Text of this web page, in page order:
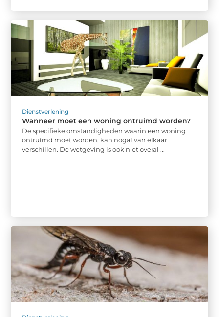
Dienstverlening
Wanneer moet een woning ontruimd worden?
De specifieke omstandigheden waarin een woning
ontruimd moet worden, kan nogal van elkaar
verschillen. De wetgeving is ook niet overal ...